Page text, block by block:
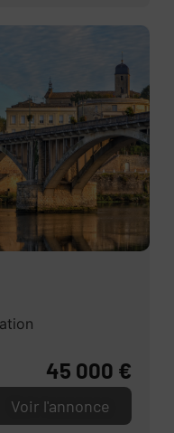
45 000 €
Voir l'annonce